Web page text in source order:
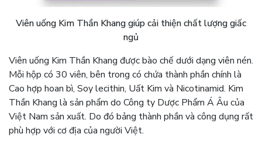
Viên uống Kim Thần Khang giúp cải thiện chất lượng giấc
ngủ
Viên uống Kim Thần Khang được bào chế dưới dạng viên nén.
Mỗi hộp có 30 viên, bên trong có chứa thành phần chính là
Cao hợp hoan bì, Soy lecithin, Uất Kim và Nicotinamid. Kim
Thần Khang là sản phẩm do Công ty Dược Phẩm Á Âu của
Việt Nam sản xuất. Do đó bảng thành phần và công dụng rất
phù hợp với cơ địa của người Việt.